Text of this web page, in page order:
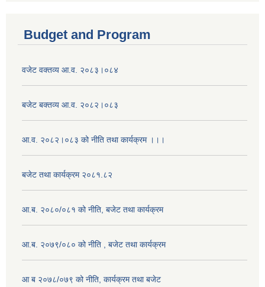
Budget and Program
वजेट वक्तव्य आ.व. २०८३।०८४
बजेट बक्तव्य आ.व. २०८२।०८३
आ.व. २०८२।०८३ को नीति तथा कार्यक्रम ।।।
बजेट तथा कार्यक्रम २०८१.८२
आ.ब. २०८०/०८१ को नीति, बजेट तथा कार्यक्रम
आ.ब. २०७९/०८० को नीति , बजेट तथा कार्यक्रम
आ ब २०७८/०७९ को नीति, कार्यक्रम तथा बजेट